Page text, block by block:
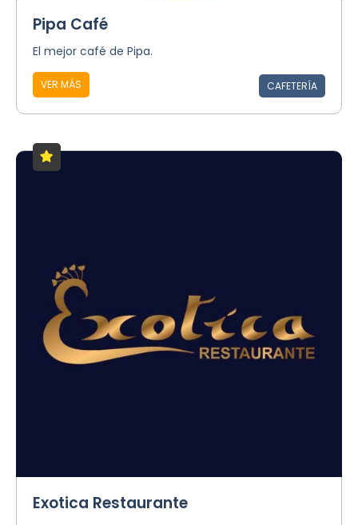
Pipa Café
El mejor café de Pipa.
VER MÁS CAFETERÍA
Exotica Restaurante